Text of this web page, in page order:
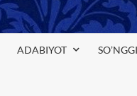
ADABIYOT